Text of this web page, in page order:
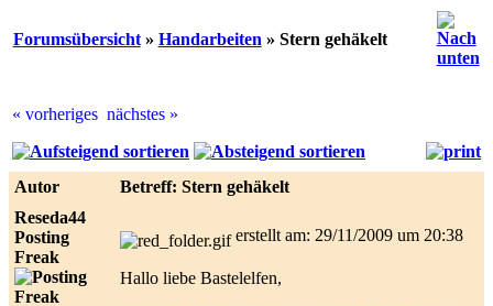
Forumsübersicht» Handarbeiten » Stern gehäkelt
online
live
casino
reviews.
« vorheriges nächstes »
Autor
Betreff: Stern gehäkelt
Reseda44
Posting
Freak
erstellt am: 29/11/2009 um 20:38
Hallo liebe Bastelelfen,